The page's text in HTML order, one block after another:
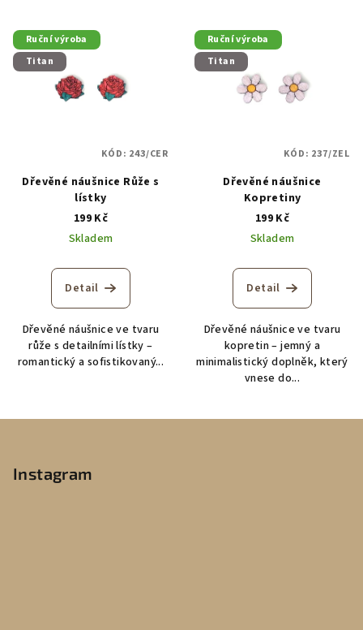
Ruční výroba
Titan
Dřevěné náušnice Růže s
lístky
199 Kč
Skladem
Detail
Dřevěné náušnice ve tvaru
růže s detailními lístky –
romantický a sofistikovaný...
KÓD: 243/CER
Ruční výroba
Titan
Dřevěné náušnice
Kopretiny
199 Kč
Skladem
Detail
Dřevěné náušnice ve tvaru
kopretin – jemný a
minimalistický doplněk, který
vnese do...
KÓD: 237/ZEL
Instagram